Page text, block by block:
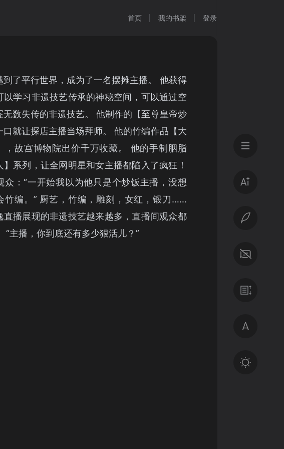
首页 我的书架 登录
到了平行世界，成为了一名摆摊主播。 他获得
以学习非遗技艺传承的神秘空间，可以通过空
无数失传的非遗技艺。 他制作的【至尊皇帝炒
口就让探店主播当场拜师。 他的竹编作品【大
，故宫博物院出价千万收藏。 他的手制胭脂
】系列，让全网明星和女主播都陷入了疯狂！
众：“一开始我以为他只是个炒饭主播，没想
竹编。” 厨艺，竹编，雕刻，女红，锻刀……
直播展现的非遗技艺越来越多，直播间观众都
“主播，你到底还有多少狠活儿？”